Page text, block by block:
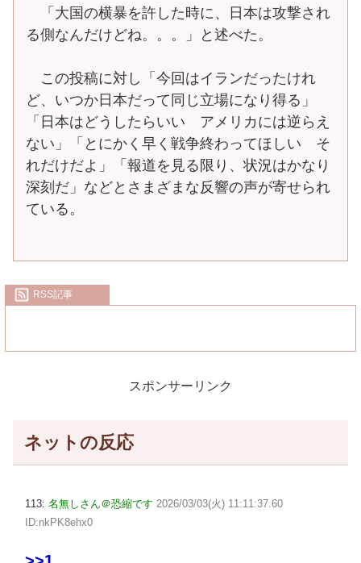
「大国の横暴を許した時に、日本は攻撃され
る側なんだけどね。。。」と述べた。
この投稿に対し「今回はイランだったけれ
ど、いつか日本だって同じ立場になり得る」
「日本はどうしたらいい アメリカには逆らえ
ない」「とにかく早く戦争終わってほしい そ
れだけだよ」「報道を見る限り、状況はかなり
深刻だ」などとさまざまな反響の声が寄せられ
ている。
RSS記事
スポンサーリンク
ネットの反応
113: 名無しさん＠恐縮です 2026/03/03(火) 11:11:37.60
ID:nkPK8ehx0